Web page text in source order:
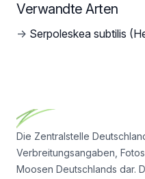
Verwandte Arten
→ Serpoleskea subtilis
Die Zentralstelle
Verbreitungsangaben,
Moosen Deutschlands dar.